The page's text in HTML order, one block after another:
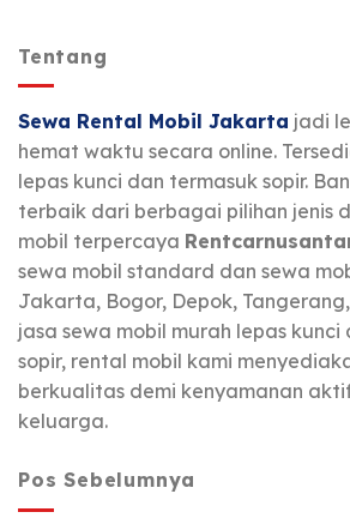
Tentang
Sewa Rental Mobil Jakarta jadi
hemat waktu secara online.
lepas kunci dan termasuk sopir.
terbaik dari berbagai pilihan jenis
mobil terpercaya
sewa mobil standard dan sewa
Jakarta, Bogor, Depok,
jasa sewa mobil murah lepas
sopir, rental mobil kami
berkualitas demi kenyamanan
keluarga.
Pos Sebelumnya